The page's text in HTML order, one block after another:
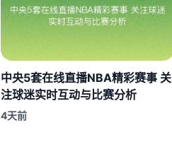
中央5套在线直播NBA精彩赛事 关
注球迷实时互动与比赛分析
4天前